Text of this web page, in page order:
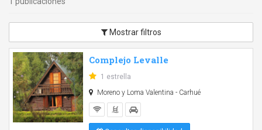
Mostrar filtros
Complejo Levalle
1 estrella
Moreno y Loma Valentina - Carhué